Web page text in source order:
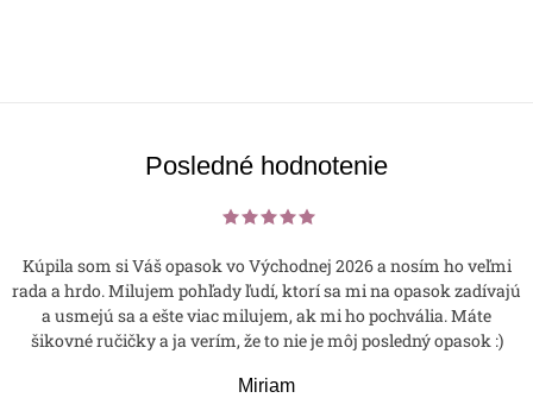
Posledné hodnotenie
Kúpila som si Váš opasok vo Východnej 2026 a nosím ho veľmi
rada a hrdo. Milujem pohľady ľudí, ktorí sa mi na opasok zadívajú
a usmejú sa a ešte viac milujem, ak mi ho pochvália. Máte
šikovné ručičky a ja verím, že to nie je môj posledný opasok :)
Miriam